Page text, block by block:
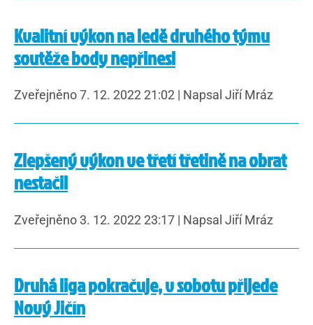
Kvalitní výkon na ledě druhého týmu
soutěže body nepřinesl
Zveřejněno 7. 12. 2022 21:02 | Napsal Jiří Mráz
Zlepšený výkon ve třetí třetině na obrat
nestačil
Zveřejněno 3. 12. 2022 23:17 | Napsal Jiří Mráz
Druhá liga pokračuje, v sobotu přijede
Nový Jičín